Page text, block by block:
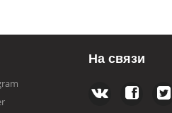
На связи